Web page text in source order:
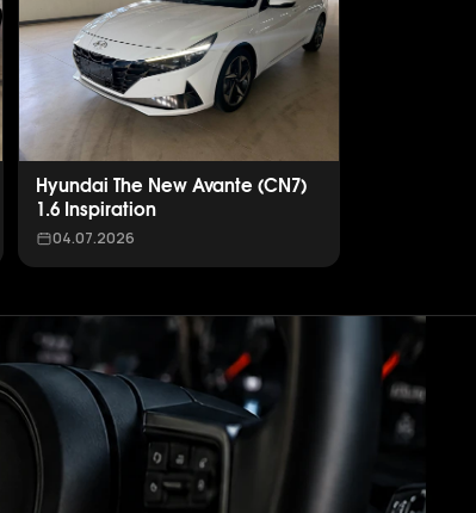
Hyundai The New Avante (CN7)
1.6 Inspiration
04.07.2026